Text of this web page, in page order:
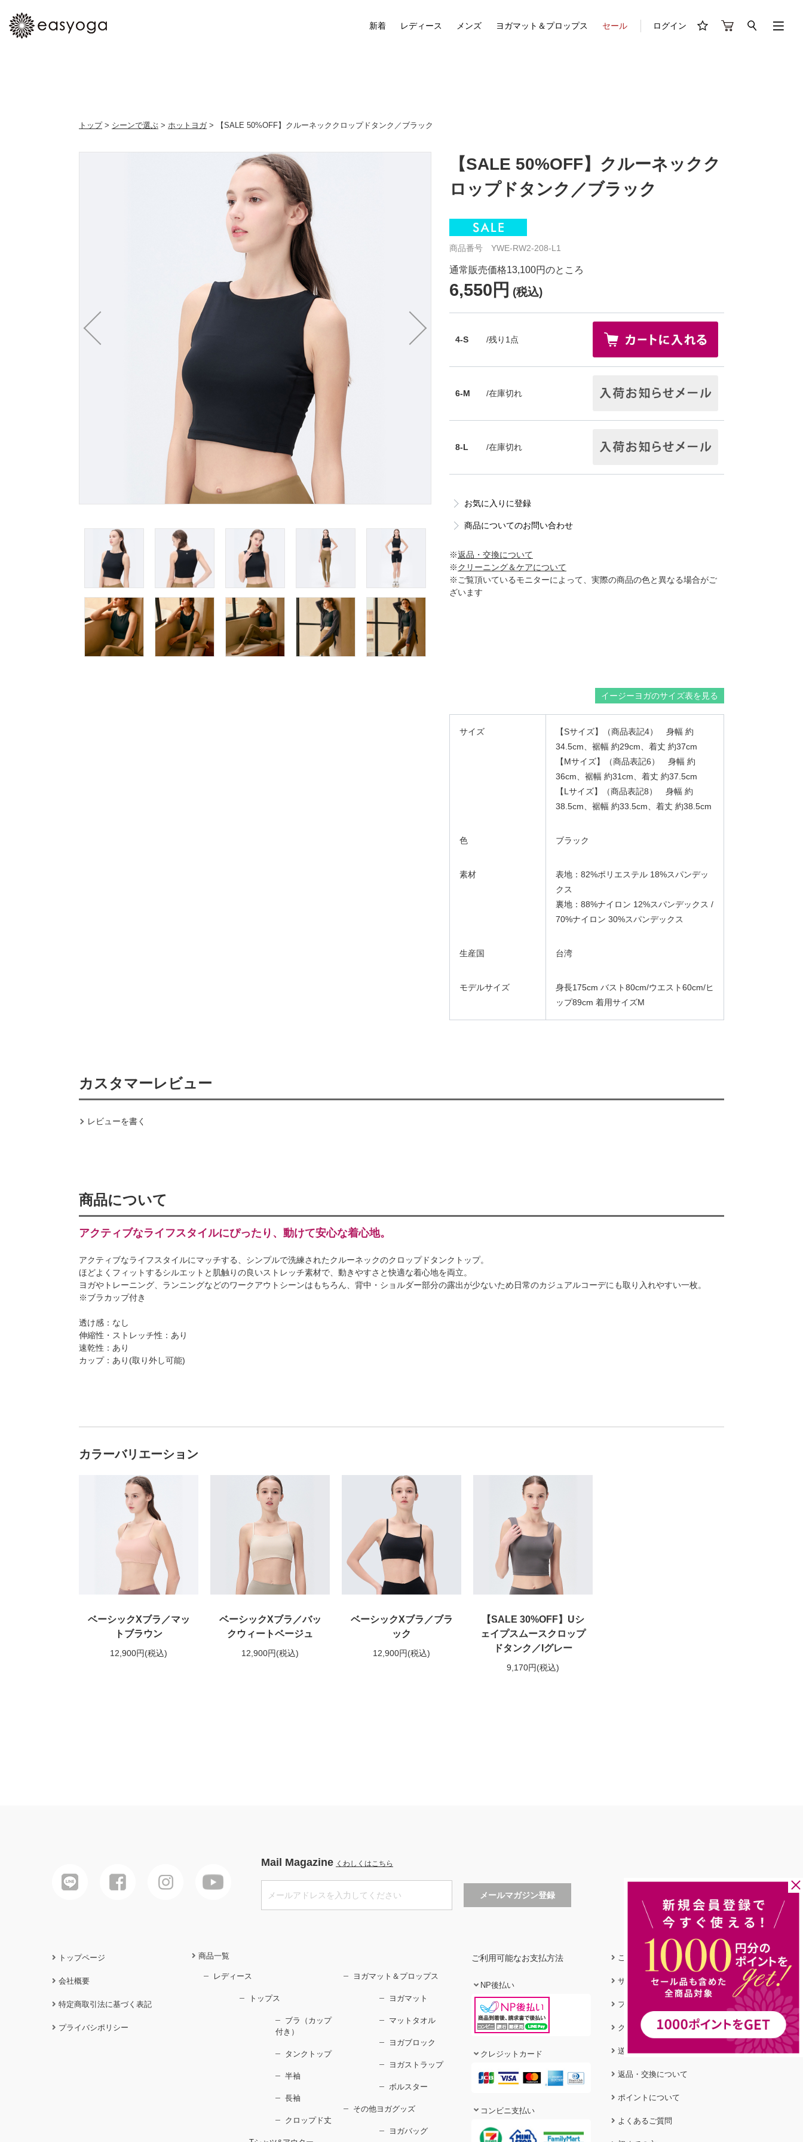
新着 レディース メンズ ヨガマット＆プロップス セール ログイン
トップ> シーンで選ぶ > ホットヨガ> 【SALE 50%OFF】クルーネッククロップドタンク／ブラック
【SALE 50%OFF】クルーネックク
ロップドタンク／ブラック
商品番号 YWE-RW2-208-L1
通常販売価格13,100円のところ
6,550円 (税込)
4-S /残り1点
6-M /在庫切れ
8-L /在庫切れ
お気に入りに登録
商品についてのお問い合わせ
※返品・交換について
※クリーニング＆ケアについて
※ご覧頂いているモニターによって、実際の商品の色と異なる場合がご
ざいます
イージーヨガのサイズ表を見る
サイズ
【Sサイズ】（商品表記4） 身幅 約
34.5cm、裾幅 約29cm、着丈 約37cm
【Mサイズ】（商品表記6） 身幅 約
36cm、裾幅 約31cm、着丈 約37.5cm
【Lサイズ】（商品表記8） 身幅 約
38.5cm、裾幅 約33.5cm、着丈 約38.5cm
色 ブラック
素材
表地：82%ポリエステル 18%スパンデッ
クス
裏地：88%ナイロン 12%スパンデックス /
70%ナイロン 30%スパンデックス
生産国 台湾
モデルサイズ
身長175cm バスト80cm/ウエスト60cm/ヒ
ップ89cm 着用サイズM
カスタマーレビュー
レビューを書く
商品について
アクティブなライフスタイルにぴったり、動けて安心な着心地。
アクティブなライフスタイルにマッチする、シンプルで洗練されたクルーネックのクロップドタンクトップ。
ほどよくフィットするシルエットと肌触りの良いストレッチ素材で、動きやすさと快適な着心地を両立。
ヨガやトレーニング、ランニングなどのワークアウトシーンはもちろん、背中・ショルダー部分の露出が少ないため日常のカジュアルコーデにも取り入れやすい一枚。
※ブラカップ付き
透け感：なし
伸縮性・ストレッチ性：あり
速乾性：あり
カップ：あり(取り外し可能)
カラーバリエーション
ベーシックXブラ／マッ
トブラウン
12,900円(税込)
ベーシックXブラ／バッ
クウィートベージュ
12,900円(税込)
ベーシックXブラ／ブラ
ック
12,900円(税込)
【SALE 30%OFF】Uシ
ェイプスムースクロップ
ドタンク／Iグレー
9,170円(税込)
Mail Magazine くわしくはこちら
トップページ
会社概要
特定商取引法に基づく表記
プライバシポリシー
商品一覧
レディース
トップス
ブラ（カップ
付き）
タンクトップ
半袖
長袖
クロップド丈
ヨガマット＆プロップス
ヨガマット
マットタオル
ヨガブロック
ヨガストラップ
ボルスター
その他ヨガグッズ
ヨガバッグ
ご利用可能なお支払方法
NP後払い
クレジットカード
コンビニ支払い
ご利用ガイド
サイズガイド
フィットガイド
クリーニング＆ケア
送料&お支払い方法
返品・交換について
ポイントについて
よくあるご質問